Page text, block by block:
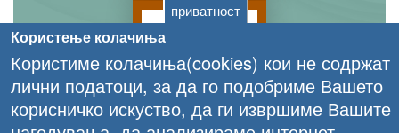
приватност
Користење колачиња
Користиме колачиња(cookies) кои не содржат
лични податоци, за да го подобриме Вашето
корисничко искуство, да ги извршиме Вашите